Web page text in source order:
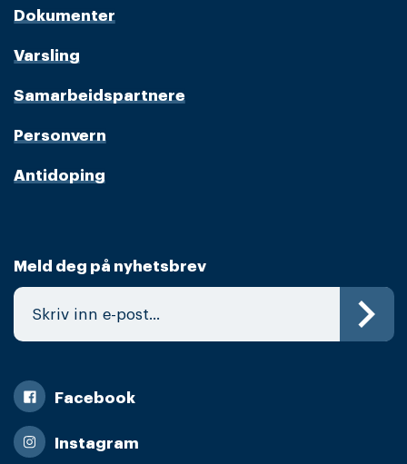
Dokumenter
Varsling
Samarbeidspartnere
Personvern
Antidoping
Meld deg på nyhetsbrev
Facebook
Instagram